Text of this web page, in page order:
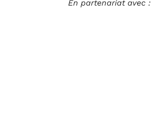
En partenariat avec :